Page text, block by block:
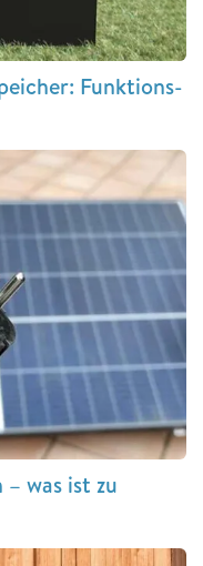
Funktions-
was ist zu